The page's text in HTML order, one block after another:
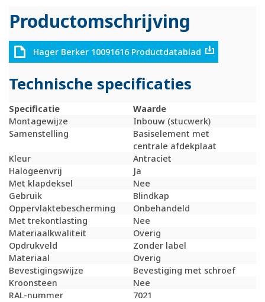
Productomschrijving
Hager Berker 10091616 Productdatablad
Technische specificaties
Specificatie
Waarde
Montagewijze
Inbouw (stucwerk)
Samenstelling
Basiselement met
centrale afdekplaat
Kleur
Antraciet
Halogeenvrij
Ja
Met klapdeksel
Nee
Gebruik
Blindkap
Oppervlaktebescherming
Onbehandeld
Met trekontlasting
Nee
Materiaalkwaliteit
Overig
Opdrukveld
Zonder label
Materiaal
Overig
Bevestigingswijze
Bevestiging met schroef
Kroonsteen
Nee
RAL-nummer
7021